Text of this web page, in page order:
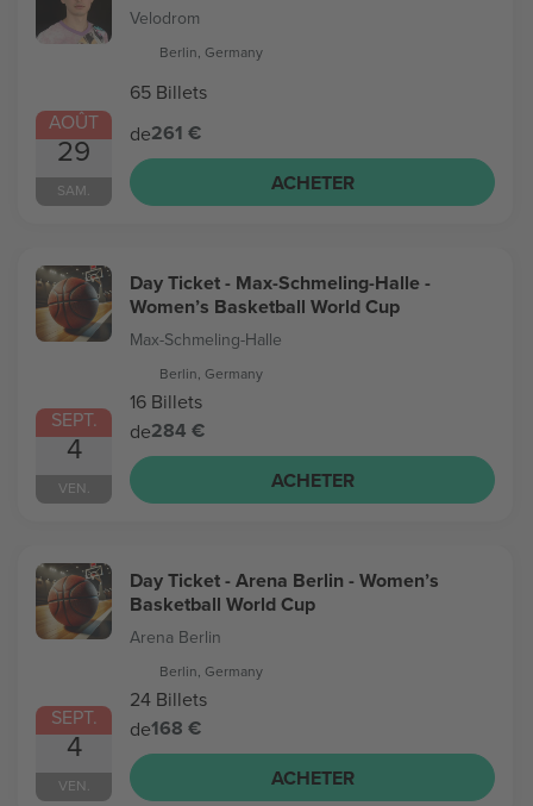
AOÛT
29
SAM.
Velodrom
Berlin, Germany
65 Billets
de261 €
ACHETER
SEPT.
4
VEN.
Day Ticket - Max-Schmeling-Halle -
Women’s Basketball World Cup
Max-Schmeling-Halle
Berlin, Germany
16 Billets
de284 €
ACHETER
SEPT.
4
VEN.
Day Ticket - Arena Berlin - Women’s
Basketball World Cup
Arena Berlin
Berlin, Germany
24 Billets
de168 €
ACHETER